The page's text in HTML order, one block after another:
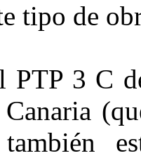
tipo de
PTP 3 C